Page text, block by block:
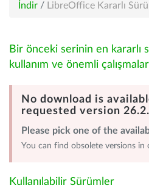
İndir / LibreOffice Kararlı
Bir önceki serinin en kararlı
kullanım ve önemli
No download is
requested version
Please pick one of the
You can find obsolete versions in
Kullanılabilir Sürümler